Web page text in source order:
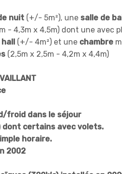
nuit (+/- 5m²), une salle de
- 4,3m x 4,5m) dont une avec
hall (+/- 4m²) et une chambre
(2,5m x 2,5m - 4,2m x 4,4m)
froid dans le séjour
dont certains avec volets.
horaire.
2002